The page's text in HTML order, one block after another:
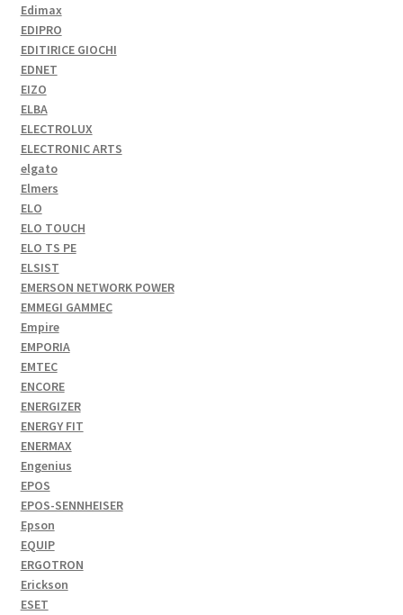
Edimax
EDIPRO
EDITIRICE GIOCHI
EDNET
EIZO
ELBA
ELECTROLUX
ELECTRONIC ARTS
elgato
Elmers
ELO
ELO TOUCH
ELO TS PE
ELSIST
EMERSON NETWORK POWER
EMMEGI GAMMEC
Empire
EMPORIA
EMTEC
ENCORE
ENERGIZER
ENERGY FIT
ENERMAX
Engenius
EPOS
EPOS-SENNHEISER
Epson
EQUIP
ERGOTRON
Erickson
ESET